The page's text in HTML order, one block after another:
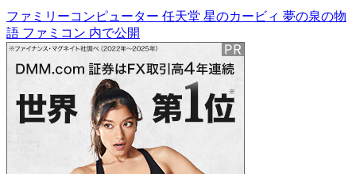
ファミリーコンピューター 任天堂 星のカービィ 夢の泉の物
語 ファミコン 内で公開